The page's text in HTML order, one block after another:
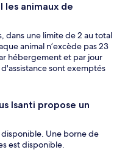
animaux de
dans une limite de 2 au total
animal n’excède pas 23
hébergement et par jour
sont exemptés
Isanti propose un
Une borne de
est disponible.